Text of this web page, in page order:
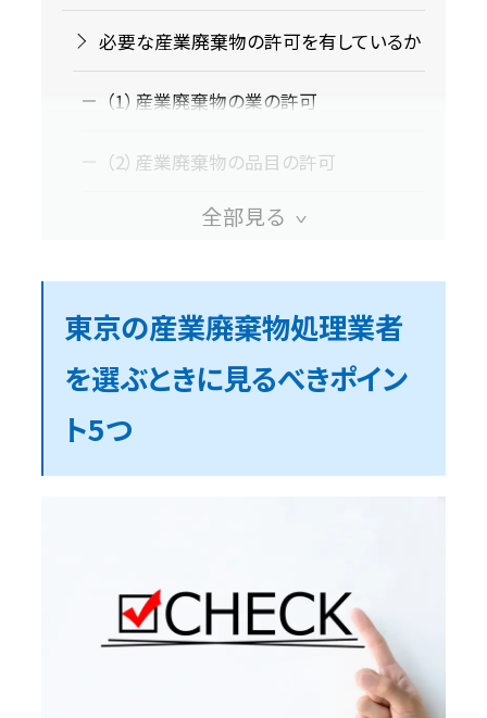
必要な産業廃棄物の許可を有しているか
（1）産業廃棄物の業の許可
（2）産業廃棄物の品目の許可
東京都が認定する優良な産業廃棄物処
処理フローが適切か
料金は適正か
電子マニフェストシステムに加入している
不用品回収相談所【東京の許可業者が加
盟】
東京の産業廃棄物処理業者
を選ぶときに見るべきポイン
ト5つ